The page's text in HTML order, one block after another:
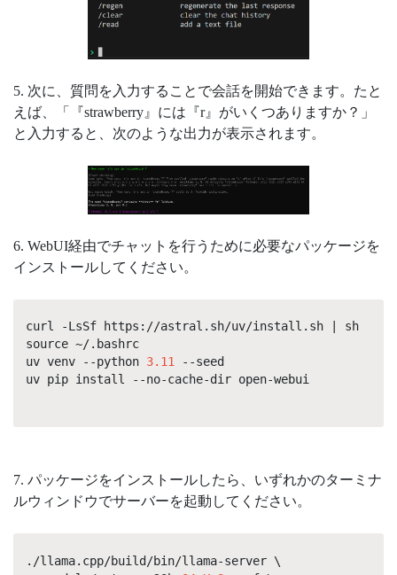
5. 次に、質問を入力することで会話を開始できます。たと
えば、「『strawberry』には『r』がいくつありますか？」
と入力すると、次のような出力が表示されます。
6. WebUI経由でチャットを行うために必要なパッケージを
インストールしてください。
curl -LsSf https://astral.sh/uv/install.sh | sh
source ~/.bashrc
uv venv --python 3.11 --seed
uv pip install --no-cache-dir open-webui
7. パッケージをインストールしたら、いずれかのターミナ
ルウィンドウでサーバーを起動してください。
./llama.cpp/build/bin/llama-server \